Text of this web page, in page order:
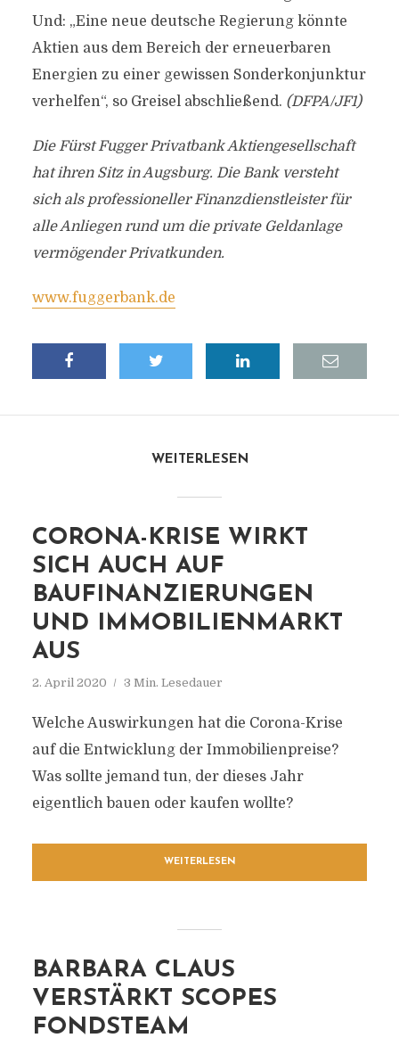
Und: „Eine neue deutsche Regierung könnte
Aktien aus dem Bereich der erneuerbaren
Energien zu einer gewissen Sonderkonjunktur
verhelfen“, so Greisel abschließend. (DFPA/JF1)
Die Fürst Fugger Privatbank Aktiengesellschaft
hat ihren Sitz in Augsburg. Die Bank versteht
sich als professioneller Finanzdienstleister für
alle Anliegen rund um die private Geldanlage
vermögender Privatkunden.
www.fuggerbank.de
WEITERLESEN
CORONA-KRISE WIRKT
SICH AUCH AUF
BAUFINANZIERUNGEN
UND IMMOBILIENMARKT
AUS
2. April 2020 3 Min. Lesedauer
Welche Auswirkungen hat die Corona-Krise
auf die Entwicklung der Immobilienpreise?
Was sollte jemand tun, der dieses Jahr
eigentlich bauen oder kaufen wollte?
WEITERLESEN
BARBARA CLAUS
VERSTÄRKT SCOPES
FONDSTEAM